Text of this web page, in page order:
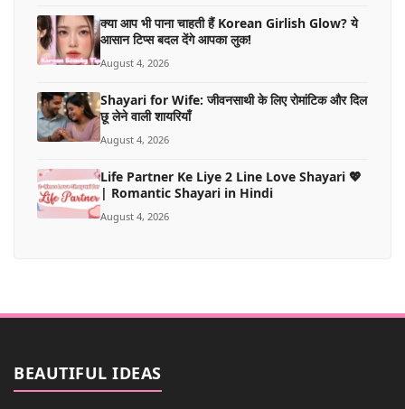
क्या आप भी पाना चाहती हैं Korean Girlish Glow? ये
आसान टिप्स बदल देंगे आपका लुक!
August 4, 2026
Shayari for Wife: जीवनसाथी के लिए रोमांटिक और दिल
छू लेने वाली शायरियाँ
August 4, 2026
Life Partner Ke Liye 2 Line Love Shayari 💖
| Romantic Shayari in Hindi
August 4, 2026
BEAUTIFUL IDEAS